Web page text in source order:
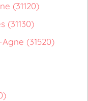
(31120)
(31130)
(31520)